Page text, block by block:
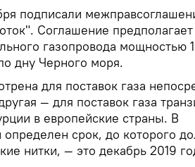
подписали
Соглашение предполагает
газопровода мощностью
дну Черного моря.
для поставок газа
— для поставок газа
в европейские страны. В
срок, до которого
нитки, — это декабрь 2019